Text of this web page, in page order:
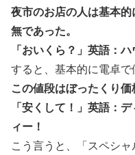
夜市のお店の人は基本
無であった。
「おいくら？」英語：
すると、基本的に電卓で
この値段はぼったくり価
「安くして！」英語：
ィー！
こう言うと、「スペシ